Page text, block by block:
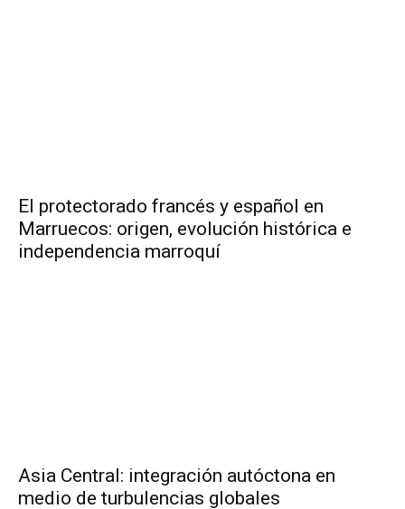
El protectorado francés y español en
Marruecos: origen, evolución histórica e
independencia marroquí
Asia Central: integración autóctona en
medio de turbulencias globales